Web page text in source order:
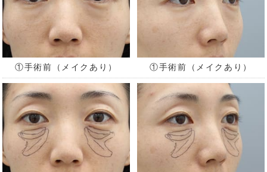
①手術前（メイクあり） ①手術前（メイクあり）